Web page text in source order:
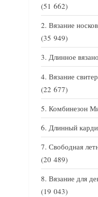
(51 662)
Вязание
(35 949)
Длинное
Вязание
(22 677)
Комбинезон
Длинный
Свободная
(20 489)
Вязание для
(19 043)